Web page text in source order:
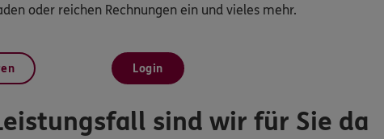
oder reichen Rechnungen ein und vieles mehr.
Login
sind wir für Sie da